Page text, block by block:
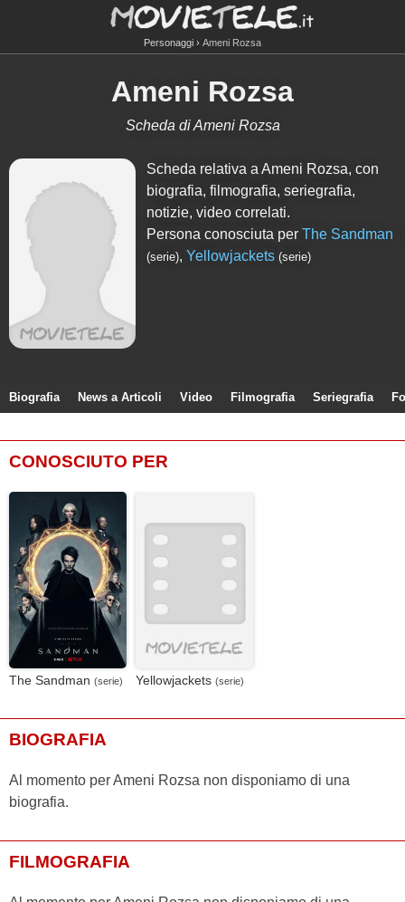
Personaggi Ameni Rozsa
Ameni Rozsa
Scheda di Ameni Rozsa
Scheda relativa a Ameni Rozsa, con
biografia, filmografia, seriegrafia,
notizie, video correlati.
Persona conosciuta perThe Sandman
(serie),Yellowjackets (serie)
Biografia News a Articoli Video Filmografia Seriegrafia
CONOSCIUTO PER
The Sandman (serie) Yellowjackets (serie)
BIOGRAFIA
Al momento per Ameni Rozsa non disponiamo di una
biografia.
FILMOGRAFIA